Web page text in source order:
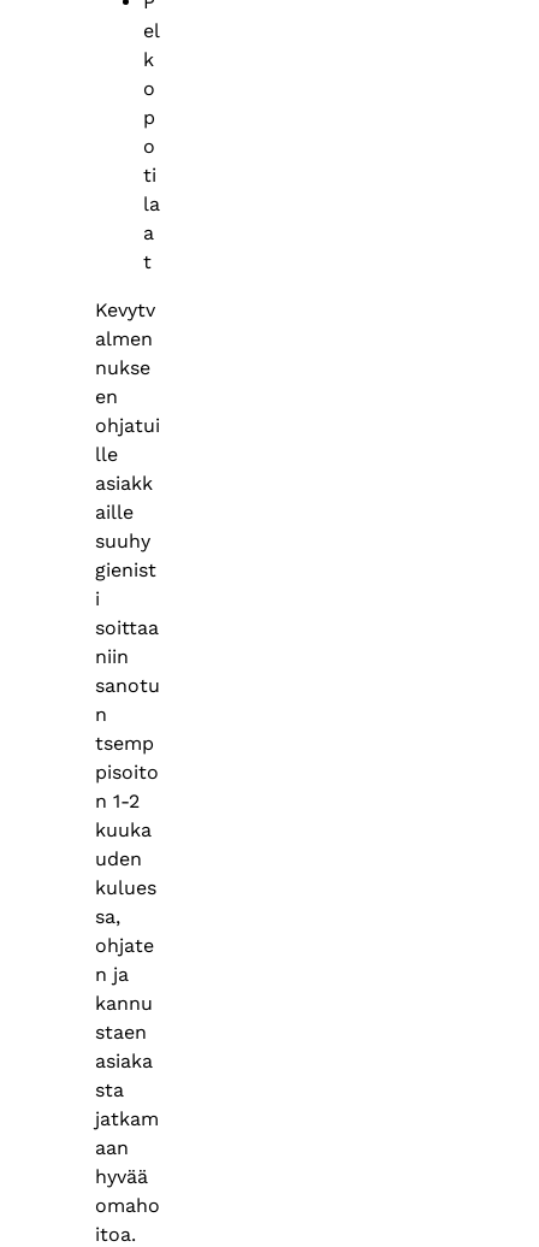
el
k
o
p
o
ti
la
a
t
Kevytv
almen
nukse
en
ohjatui
lle
asiakk
aille
suuhy
gienist
i
soittaa
niin
sanotu
n
tsemp
pisoito
n 1-2
kuuka
uden
kulues
sa,
ohjate
n ja
kannu
staen
asiaka
sta
jatkam
aan
hyvää
omaho
itoa.